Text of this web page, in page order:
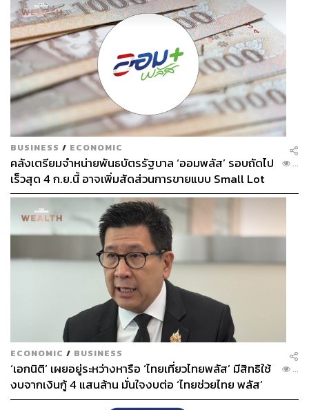
BUSINESS / ECONOMIC
คลังเตรียมจำหน่ายพันธบัตรรัฐบาล ‘ออมพลัส’ รอบถัดไป
เร็วสุด 4 ก.ย.นี้ อาจเพิ่มสัดส่วนการขายแบบ Small Lot
First มากขึ้น
...
ECONOMIC / BUSINESS
‘เอกนิติ’ เผยอยู่ระหว่างหารือ ‘ไทยเที่ยวไทยพลัส’ มีสิทธิใช้
งบจากเงินกู้ 4 แสนล้าน มั่นใจงบต่อ ‘ไทยช่วยไทย พลัส’
เฟส 2 มีเพียงพอ
...